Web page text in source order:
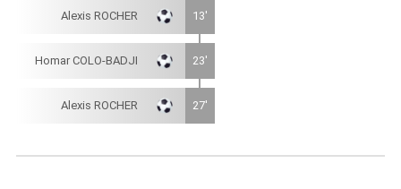
Alexis ROCHER 13'
Homar COLO-BADJI 23'
Alexis ROCHER 27'